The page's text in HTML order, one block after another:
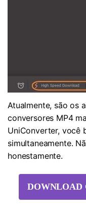
Atualmente, são os
conversores MP4
UniConverter, você
simultaneamente.
honestamente.
DOWNLOAD